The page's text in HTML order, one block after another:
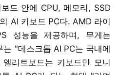
드 안에 CPU, 메모리, SSD
AI 키보드 PC다. AMD 라이
성능을 제공하며, 무게는
"데스크톱 AI PC는 국내에
리트보드는 키보드만 모니